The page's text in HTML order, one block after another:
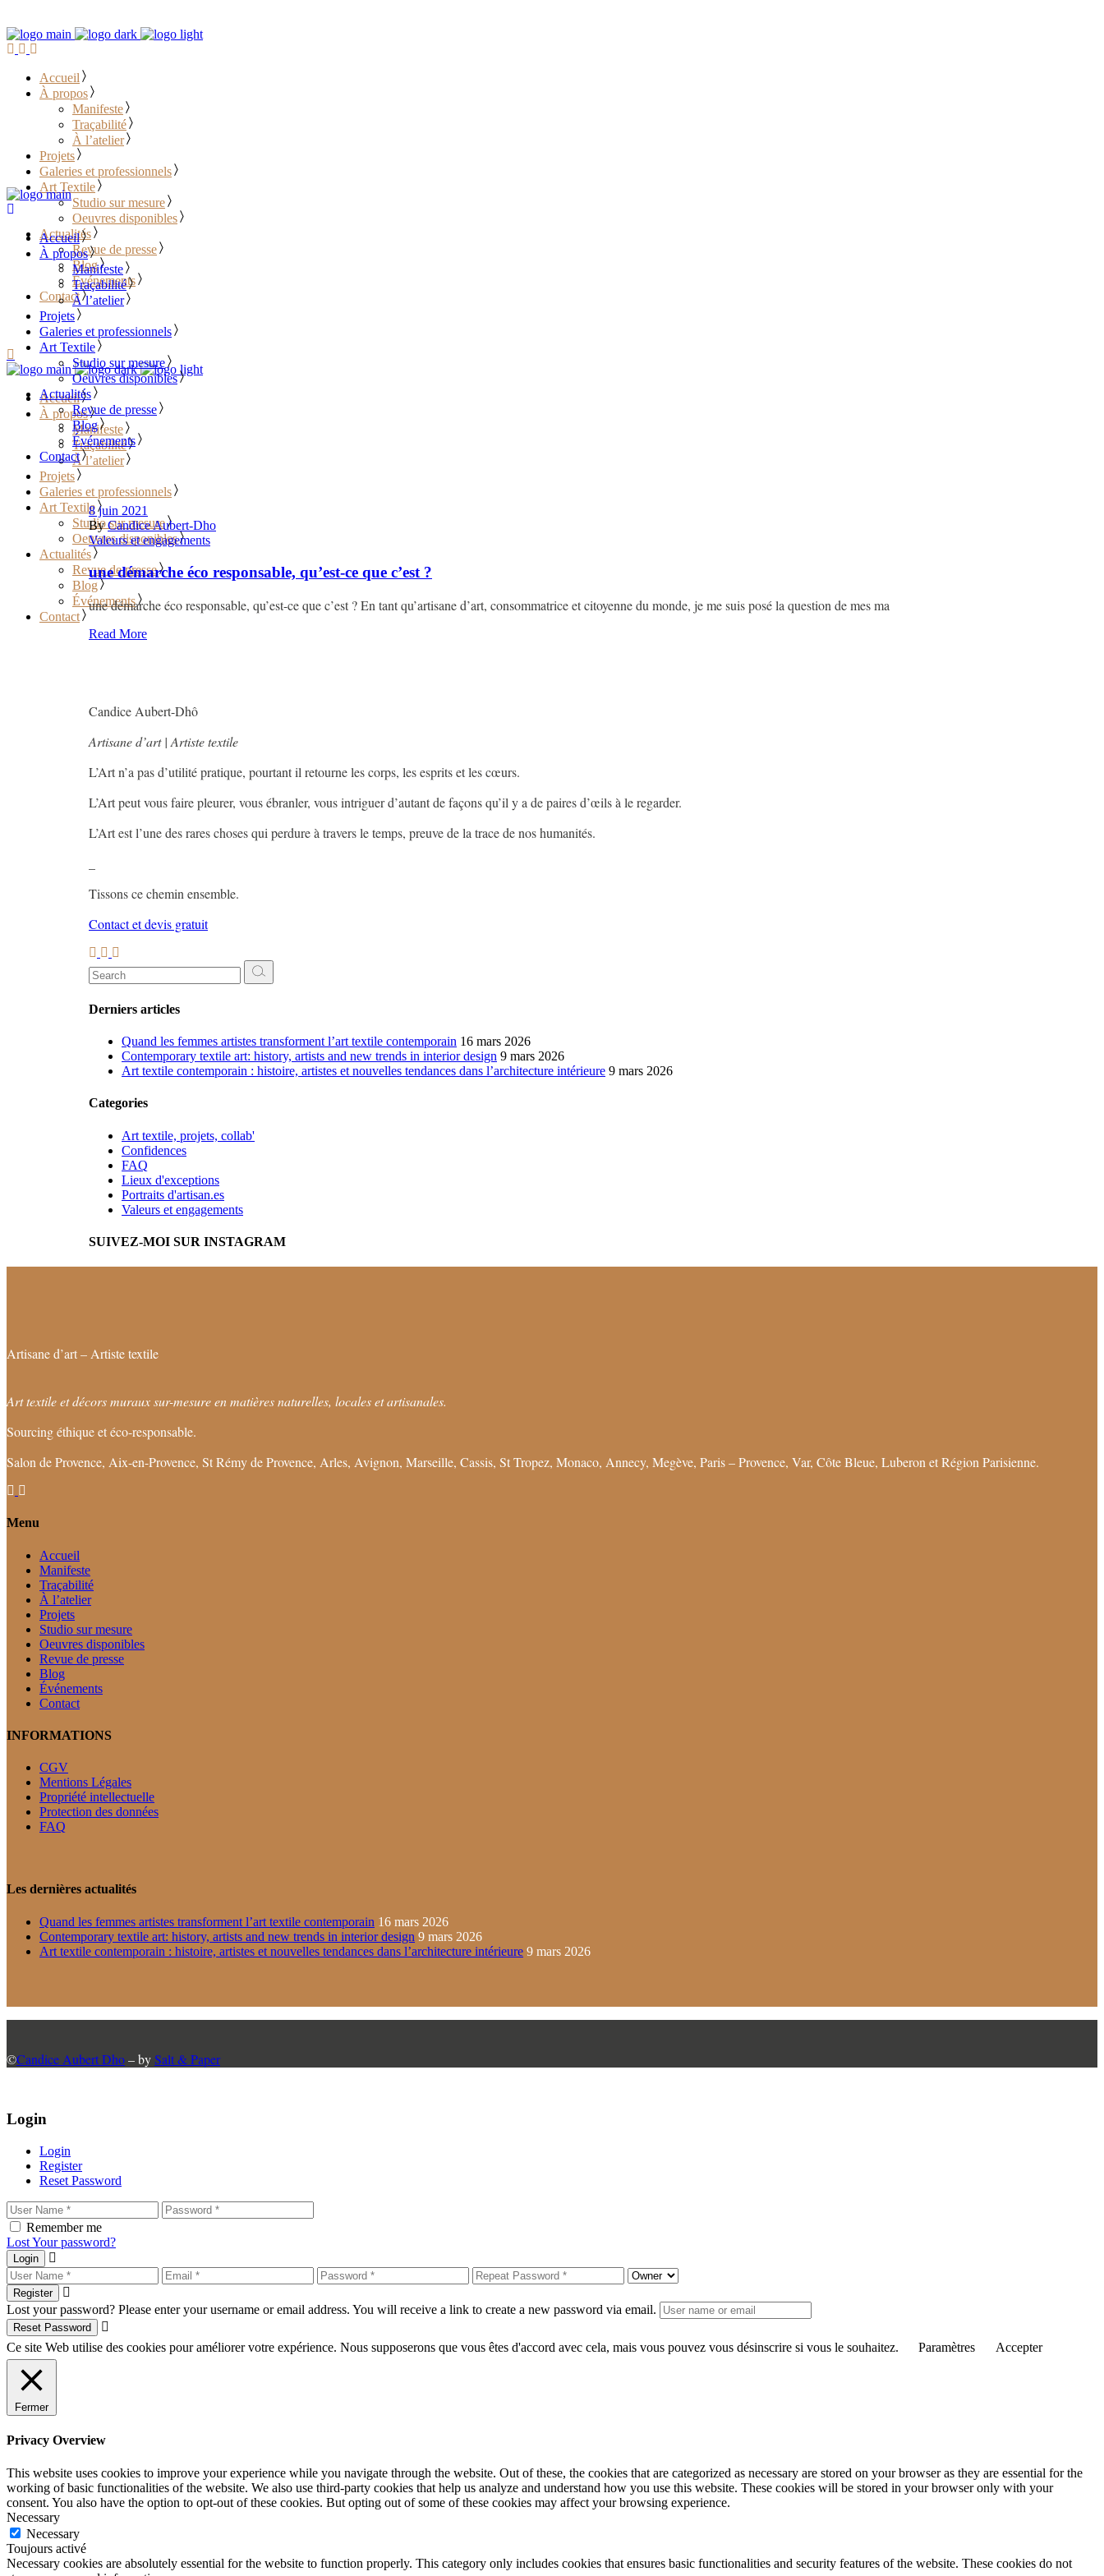
Accueil
À propos
Manifeste
Traçabilité
À l’atelier
Projets
Galeries et professionnels
Art Textile
Studio sur mesure
Oeuvres disponibles
Actualités
Revue de presse
Blog
Événements
Contact
………………………………
Accueil
À propos
Manifeste
Traçabilité
À l’atelier
Projets
Galeries et professionnels
Art Textile
Studio sur mesure
Oeuvres disponibles
Actualités
Revue de presse
Blog
Événements
Contact
Accueil
À propos
Manifeste
Traçabilité
À l’atelier
Projets
Galeries et professionnels
Art Textile
Studio sur mesure
Oeuvres disponibles
Actualités
Revue de presse
Blog
Événements
Contact
8 juin 2021
By Candice Aubert-Dho
Valeurs et engagements
une démarche éco responsable, qu’est-ce que c’est ?
une démarche éco responsable, qu’est-ce que c’est ? En tant qu’artisane d’art, consommatrice et citoyenne du monde, je me suis posé la question de mes ma
Read More
Candice Aubert-Dhô
Artisane d’art | Artiste textile
L’Art n’a pas d’utilité pratique, pourtant il retourne les corps, les esprits et les cœurs.
L’Art peut vous faire pleurer, vous ébranler, vous intriguer d’autant de façons qu’il y a de paires d’œils à le regarder.
L’Art est l’une des rares choses qui perdure à travers le temps, preuve de la trace de nos humanités.
Tissons ce chemin ensemble.
Contact et devis gratuit
Search
for:
Derniers articles
Quand les femmes artistes transforment l’art textile contemporain 16 mars 2026
Contemporary textile art: history, artists and new trends in interior design 9 mars 2026
Art textile contemporain : histoire, artistes et nouvelles tendances dans l’architecture intérieure 9 mars 2026
Categories
Art textile, projets, collab'
Confidences
FAQ
Lieux d'exceptions
Portraits d'artisan.es
Valeurs et engagements
SUIVEZ-MOI SUR INSTAGRAM
Artisane d’art – Artiste textile
Art textile et décors muraux sur-mesure en matières naturelles, locales et artisanales.
Sourcing éthique et éco-responsable.
Salon de Provence, Aix-en-Provence, St Rémy de Provence, Arles, Avignon, Marseille, Cassis, St Tropez, Monaco, Annecy, Megève, Paris – Provence, Var, Côte Bleue, Luberon et Région Parisienne.
Menu
Accueil
Manifeste
Traçabilité
À l’atelier
Projets
Studio sur mesure
Oeuvres disponibles
Revue de presse
Blog
Événements
Contact
INFORMATIONS
CGV
Mentions Légales
Propriété intellectuelle
Protection des données
FAQ
Les dernières actualités
Quand les femmes artistes transforment l’art textile contemporain 16 mars 2026
Contemporary textile art: history, artists and new trends in interior design 9 mars 2026
Art textile contemporain : histoire, artistes et nouvelles tendances dans l’architecture intérieure 9 mars 2026
©Candice Aubert Dho– bySalt & Paper
Login
Login
Register
Reset Password
Remember me
Lost Your password?
Login
Register
Lost your password? Please enter your username or email address. You will receive a link to create a new password via email.
Reset Password
Ce site Web utilise des cookies pour améliorer votre expérience. Nous supposerons que vous êtes d'accord avec cela, mais vous pouvez vous désinscrire si vous le souhaitez. Paramètres Accepter
Fermer
Privacy Overview
This website uses cookies to improve your experience while you navigate through the website. Out of these, the cookies that are categorized as necessary are stored on your browser as they are essential for the
working of basic functionalities of the website. We also use third-party cookies that help us analyze and understand how you use this website. These cookies will be stored in your browser only with your
consent. You also have the option to opt-out of these cookies. But opting out of some of these cookies may affect your browsing experience.
Necessary
Necessary
Toujours activé
Necessary cookies are absolutely essential for the website to function properly. This category only includes cookies that ensures basic functionalities and security features of the website. These cookies do not